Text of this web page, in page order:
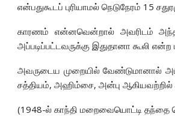
என்பதுகூடப் புரியாமல் நெடுநேரம் 15
காரணம் என்னவென்றால் அவரிடம்
அப்படிப்பட்டவருக்கு இதுதானா கூலி
அவருடைய முறையில் வேண்டுமானால்
சத்தியம், அஹிம்சை, அன்பு ஆகியவற்றில்
(1948-ல் காந்தி மறைவையொட்டி தந்தை